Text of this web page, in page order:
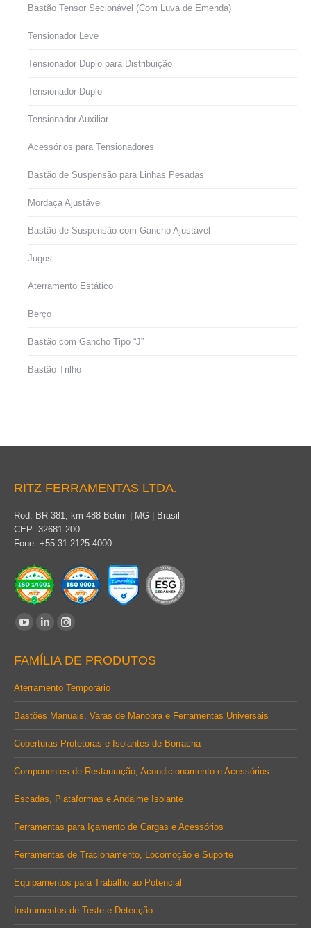
Bastão Tensor Secionável (Com Luva de Emenda)
Tensionador Leve
Tensionador Duplo para Distribuição
Tensionador Duplo
Tensionador Auxiliar
Acessórios para Tensionadores
Bastão de Suspensão para Linhas Pesadas
Mordaça Ajustável
Bastão de Suspensão com Gancho Ajustável
Jugos
Aterramento Estático
Berço
Bastão com Gancho Tipo “J”
Bastão Trilho
RITZ FERRAMENTAS LTDA.
Rod. BR 381, km 488 Betim | MG | Brasil
CEP: 32681-200
Fone: +55 31 2125 4000
Encontre-nos em:
opens
in
window
Linkedin
opens
in
window
Instagram
opens
in
window
FAMÍLIA DE PRODUTOS
Aterramento Temporário
Bastões Manuais, Varas de Manobra e Ferramentas Universais
Coberturas Protetoras e Isolantes de Borracha
Componentes de Restauração, Acondicionamento e Acessórios
Escadas, Plataformas e Andaime Isolante
Ferramentas para Içamento de Cargas e Acessórios
Ferramentas de Tracionamento, Locomoção e Suporte
Equipamentos para Trabalho ao Potencial
Instrumentos de Teste e Detecção